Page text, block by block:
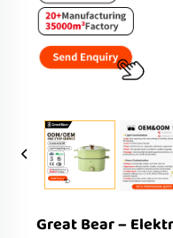
Great Bear –